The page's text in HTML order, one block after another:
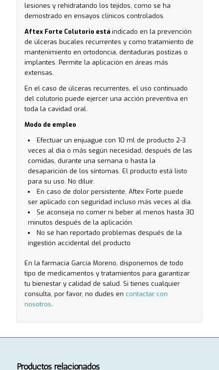
lesiones y rehidratando los tejidos, como se ha
demostrado en ensayos clínicos controlados.
Aftex Forte Colutorio está indicado en la prevención
de úlceras bucales recurrentes y como tratamiento de
mantenimiento en ortodoncia, dentaduras postizas o
implantes. Permite la aplicación en áreas más
extensas.
En el caso de úlceras recurrentes, el uso continuado
del colutorio puede ejercer una acción preventiva en
toda la cavidad oral.
Modo de empleo
Efectuar un enjuague con 10 ml de producto 2-3
veces al día o más según necesidad, después de las
comidas, durante una semana o hasta la
desaparición de los síntomas. El producto está listo
para su uso. No diluir.
En caso de dolor persistente, Aftex Forte puede
ser aplicado con seguridad incluso más veces al día.
Se aconseja no comer ni beber al menos hasta 30
minutos después de la aplicación.
No se han reportado problemas después de la
ingestión accidental del producto
En la farmacia García Moreno, disponemos de todo
tipo de medicamentos y tratamientos para garantizar
tu bienestar y calidad de salud. Si tienes cualquier
consulta, por favor, no dudes en contactar con
nosotros.
Productos relacionados